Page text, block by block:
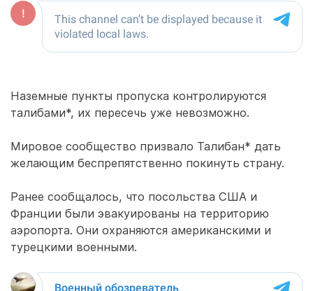
Наземные пункты пропуска контролируются
талибами*, их пересечь уже невозможно.
Мировое сообщество призвало Талибан* дать
желающим беспрепятственно покинуть страну.
Ранее сообщалось, что посольства США и
Франции были эвакуированы на территорию
аэропорта. Они охраняются американскими и
турецкими военными.